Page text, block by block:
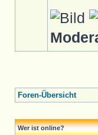
Foren-Übersicht
Wer ist online?